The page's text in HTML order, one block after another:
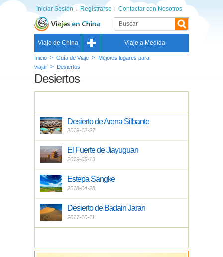
Iniciar Sesión Registrarse Contactar con Nosotros
Viaje de China Viaje a Medida
Inicio > Guía de Viaje > Mejores lugares para
viajar > Desiertos
Desiertos
Desierto de Arena Silbante
2019-12-27
El Fuerte de Jiayuguan
2019-05-13
Estepa Sangke
2018-04-28
Desierto de Badain Jaran
2017-10-11